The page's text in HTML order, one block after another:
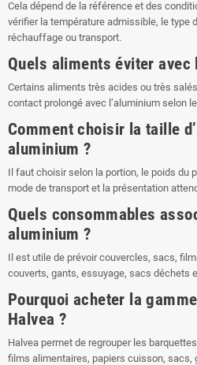
Cela dépend de la référence et des
vérifier la température admissible, le type
réchauffage ou transport.
Quels aliments éviter avec
Certains aliments très acides ou très
contact prolongé avec l’aluminium selon
Comment choisir la taille
aluminium ?
Il faut choisir selon la portion, le poids du
mode de transport et la présentation
Quels consommables
aluminium ?
Il est utile de prévoir couvercles, sacs,
couverts, gants, essuyage, sacs déchets
Pourquoi acheter la
Halvea ?
Halvea permet de regrouper les
films alimentaires, papiers cuisson, sacs,